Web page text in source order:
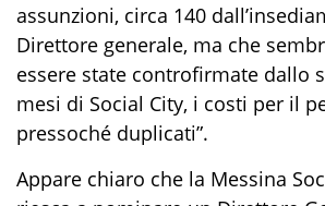
assunzioni, circa 140
Direttore generale, ma che
essere state controfirmate dallo
mesi di Social City, i costi per il
pressoché duplicati”.
Appare chiaro che la Messina